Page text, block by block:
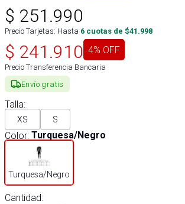
$ 251.990
Precio Tarjetas: Hasta 6 cuotas de $41.998
$ 241.910 4% OFF
Precio Transferencia Bancaria
Envío gratis
Talla:
XS S
Color: Turquesa/Negro
Turquesa/Negro
Cantidad: